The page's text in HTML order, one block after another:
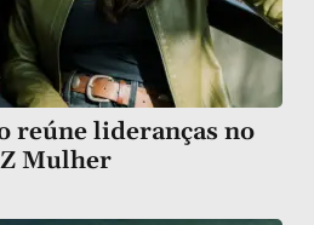
reúne lideranças no
Mulher